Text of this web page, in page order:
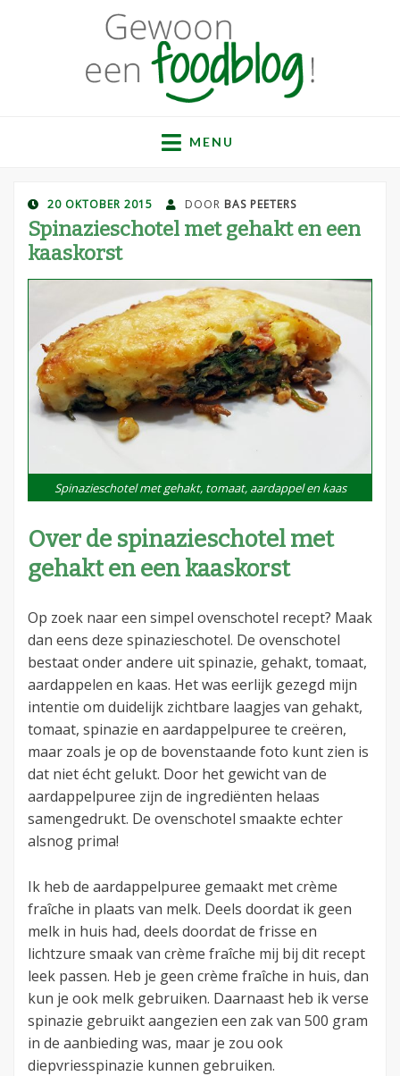
Gewoon een
foodblog!
recepten
MENU
GEPLAATST
OP
20 OKTOBER 2015 DOOR BAS PEETERS
Spinazieschotel met gehakt en een
kaaskorst
Spinazieschotel met gehakt, tomaat, aardappel en kaas
Over de spinazieschotel met
gehakt en een kaaskorst
Op zoek naar een simpel ovenschotel recept? Maak
dan eens deze spinazieschotel. De ovenschotel
bestaat onder andere uit spinazie, gehakt, tomaat,
aardappelen en kaas. Het was eerlijk gezegd mijn
intentie om duidelijk zichtbare laagjes van gehakt,
tomaat, spinazie en aardappelpuree te creëren,
maar zoals je op de bovenstaande foto kunt zien is
dat niet écht gelukt. Door het gewicht van de
aardappelpuree zijn de ingrediënten helaas
samengedrukt. De ovenschotel smaakte echter
alsnog prima!
Ik heb de aardappelpuree gemaakt met crème
fraîche in plaats van melk. Deels doordat ik geen
melk in huis had, deels doordat de frisse en
lichtzure smaak van crème fraîche mij bij dit recept
leek passen. Heb je geen crème fraîche in huis, dan
kun je ook melk gebruiken. Daarnaast heb ik verse
spinazie gebruikt aangezien een zak van 500 gram
in de aanbieding was, maar je zou ook
diepvriesspinazie kunnen gebruiken.